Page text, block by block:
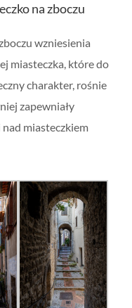
na zboczu
wzniesienia
miasteczka, które do
charakter, rośnie
zapewniały
miasteczkiem